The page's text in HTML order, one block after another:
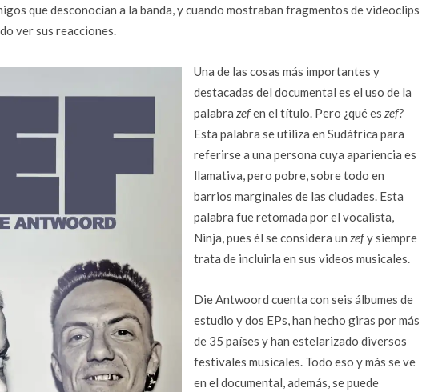
que desconocían a la banda, y cuando mostraban fragmentos de videoclips
ver sus reacciones.
Una de las cosas más importantes y
destacadas del documental es el uso de la
palabra zefen el título. Pero ¿qué es zef?
Esta palabra se utiliza en Sudáfrica para
referirse a una persona cuya apariencia es
llamativa, pero pobre, sobre todo en
barrios marginales de las ciudades. Esta
palabra fue retomada por el vocalista,
Ninja, pues él se considera un zefy siempre
trata de incluirla en sus videos musicales.
Die Antwoord cuenta con seis álbumes de
estudio y dos EPs, han hecho giras por más
de 35 países y han estelarizado diversos
festivales musicales. Todo eso y más se ve
en el documental, además, se puede